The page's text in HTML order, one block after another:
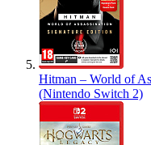
Hitman – World of
(Nintendo Switch 2)